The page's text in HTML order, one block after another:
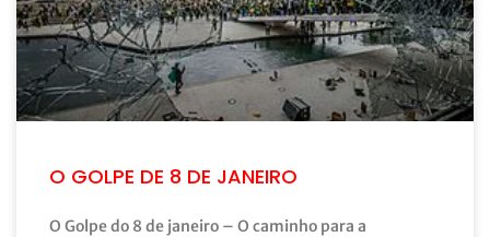
O GOLPE DE 8 DE JANEIRO
O Golpe do 8 de janeiro – O caminho para a